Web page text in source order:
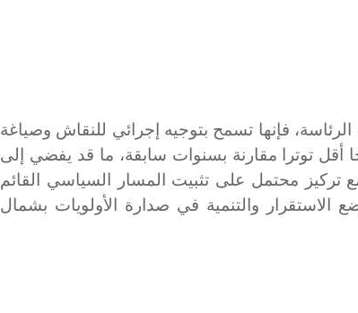
فإنها تسمح بتوجيه إجرائي للنقاش وصياغة
وتعكس تركيبة 2026 مناخا أقل توترا مقارنة بسنوات سابقة، ما قد يفضي إلى
تركيز محتمل على تثبيت المسار السياسي القائم
الاستقرار والتنمية في صدارة الأولويات بشمال